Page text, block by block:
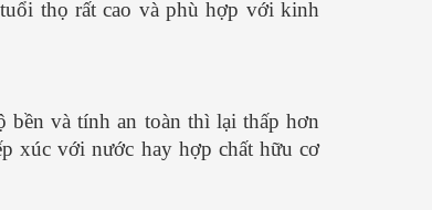
thọ rất cao và phù hợp với kinh
và tính an toàn thì lại thấp hơn
xúc với nước hay hợp chất hữu cơ